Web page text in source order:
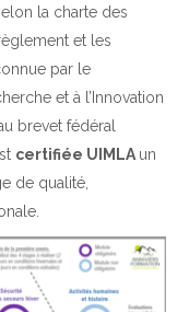
la charte des
et les
par le
et à l’Innovation
brevet fédéral
certifiée UIMLAun
de qualité,